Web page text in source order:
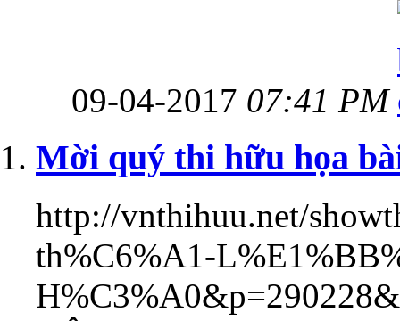
09-04-2017 07:41 PM
Mời quý thi hữu họa
http://vnthihuu.net/
th%C6%A1-